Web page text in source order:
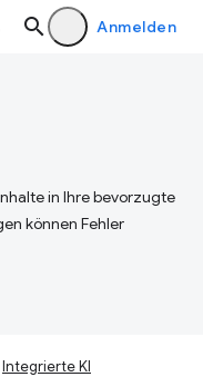
Anmelden
in Ihre bevorzugte
können Fehler
Integrierte KI